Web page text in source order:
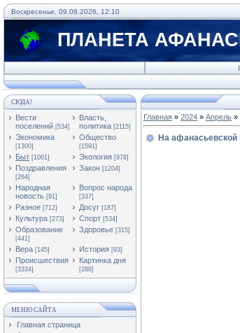
Воскресенье, 09.08.2026, 12:10
ПЛАНЕТА
СЮДА!
Вести
поселений [534]
Власть,
политика [2115]
Экономика
[1300]
Общество
[1591]
Быт [1001] Экология [978]
Поздравления
[264]
Закон [1204]
Народная
новость [91]
Вопрос народа
[337]
Разное [712] Досуг [187]
Культура [273] Спорт [534]
Образование
[441]
Здоровье [315]
Вера [145] История [93]
Происшествия
[3334]
Картинка дня
[288]
МЕНЮ САЙТА
Главная страница
Главная » 2024 » Апрель »
На